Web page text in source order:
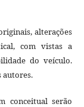
alterações
com vistas a
do veículo.
autores.
conceitual serão